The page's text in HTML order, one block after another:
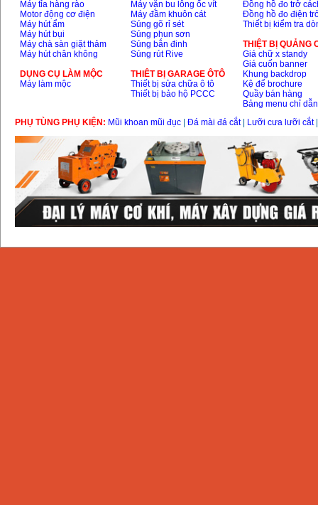
Máy tỉa hàng rào
Motor động cơ điện
Máy hút ẩm
Máy hút bụi
Máy chà sàn giặt thảm
Máy hút chân không
DỤNG CỤ LÀM MỘC
Máy làm mộc
Máy vặn bu lông ốc vít
Máy đầm khuôn cát
Súng gõ rỉ sét
Súng phun sơn
Súng bắn đinh
Súng rút Rive
THIÊT BỊ GARAGE ÔTÔ
Thiết bị sửa chữa ô tô
Thiết bị bảo hộ PCCC
Đồng hồ đo trở
Đồng hồ đo điện
Thiết bị kiểm tra
THIỆT BỊ QUẢNG
Giá chữ x standy
Giá cuốn banner
Khung backdrop
Kệ để brochure
Quầy bán hàng
Bảng menu chỉ dẫn
PHỤ TÙNG PHỤ KIỆN: Mũi khoan mũi đục Đá mài đá cắt| Lưỡi cưa lưỡi cắt